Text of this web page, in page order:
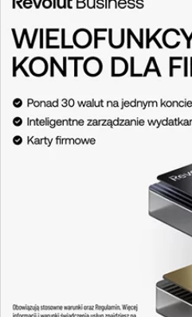
Białej
Oddziały banków
Biłgoraju
Oddziały banków
Biskupcu
Bank Spółdzielczy w
Bank Spółdzielczy w
Bank Spółdzielczy w
Punkt Obsługi Klienta w